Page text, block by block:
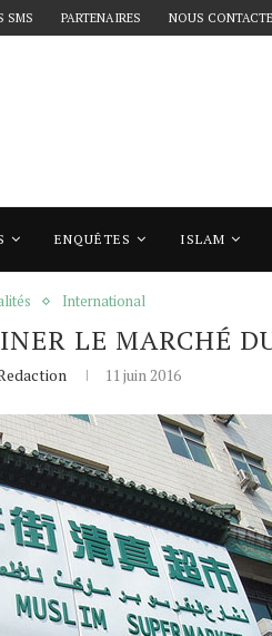
SMS PARTENAIRES NOUS
ENQUÊTES ISLAM
le marché du halal !
International
LE MARCHÉ
11 juin 2016